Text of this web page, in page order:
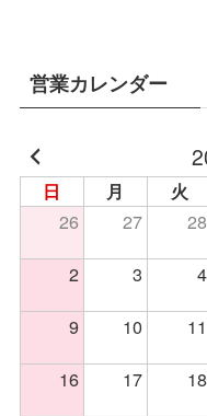
営業カレンダー
日 月 火
26 27 28
2
3 4
9 10 11
16
17 18